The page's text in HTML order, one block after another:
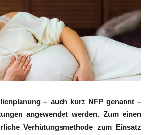
– auch kurz NFP genannt –
angewendet werden. Zum einen
Verhütungsmethode zum Einsatz